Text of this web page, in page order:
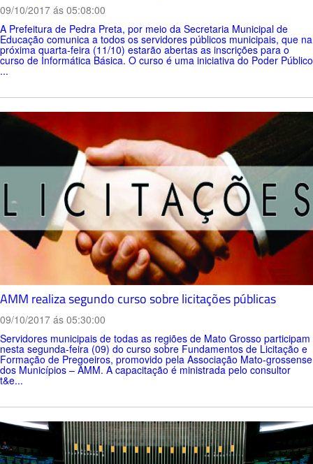
09/10/2017 ás 05:08:00
A Prefeitura de Pedra Preta, por meio da Secretaria Municipal de
Educação comunica a todos os servidores públicos municipais, que na
próxima quarta-feira (11/10) estarão abertas as inscrições para o
curso de Informática Básica. O curso é uma iniciativa do Poder Público
...
AMM realiza segundo curso sobre licitações públicas
09/10/2017 ás 05:30:00
Servidores municipais de todas as regiões de Mato Grosso participam
nesta segunda-feira (09) do curso sobre Fundamentos de Licitação e
Formação de Pregoeiros, promovido pela Associação Mato-grossense
dos Municípios – AMM. A capacitação é ministrada pelo consultor
t&e...